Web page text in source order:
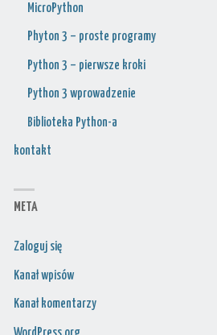
MicroPython
Phyton 3 – proste programy
Python 3 – pierwsze kroki
Python 3 wprowadzenie
Biblioteka Python-a
kontakt
META
Zaloguj się
Kanał wpisów
Kanał komentarzy
WordPress.org